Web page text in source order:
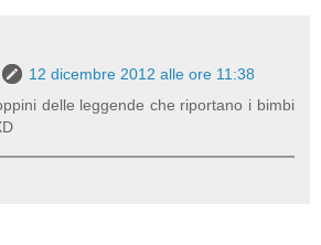
12 dicembre 2012 alle ore 11:38
delle leggende che riportano i bimbi